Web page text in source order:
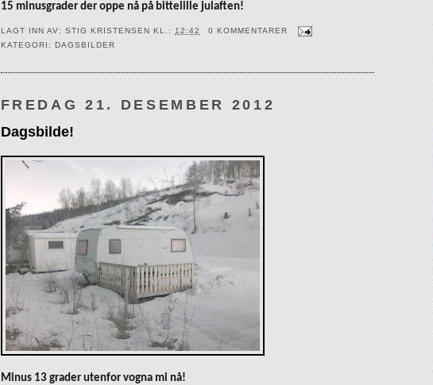
15 minusgrader der oppe nå på bittelille julaften!
LAGT INN AV: STIG KRISTENSEN KL.: 12:42
0 KOMMENTARER
KATEGORI: DAGSBILDER
FREDAG 21. DESEMBER 2012
Dagsbilde!
Minus 13 grader utenfor vogna mi nå!